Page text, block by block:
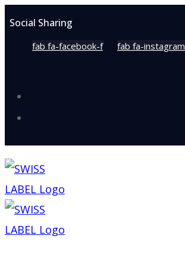
Social Sharing
fab fa-facebook-f fab fa-instagram